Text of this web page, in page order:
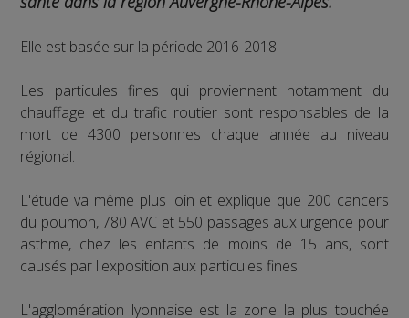
Elle est basée sur la période 2016-2018.
Les particules fines qui proviennent notamment du
chauffage et du trafic routier sont responsables de la
mort de 4300 personnes chaque année au niveau
régional.
L'étude va même plus loin et explique que 200 cancers
du poumon, 780 AVC et 550 passages aux urgence pour
asthme, chez les enfants de moins de 15 ans, sont
causés par l'exposition aux particules fines.
L'agglomération lyonnaise est la zone la plus touchée